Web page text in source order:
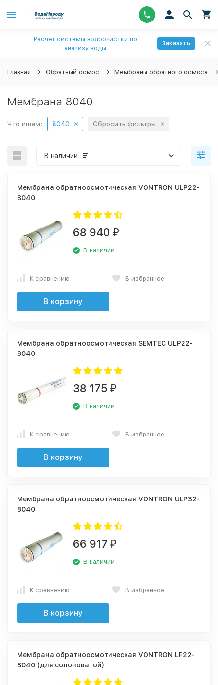
Расчет системы водоочистки по
анализу воды
Заказать
Главная Обратный осмос Мембраны обратного осмоса
Мембрана 8040
Что ищем: 8040 Сбросить фильтры
В наличии
Мембрана обратноосмотическая VONTRON ULP22-
8040
68 940 ₽
В наличии
К сравнению В избранное
В корзину
Мембрана обратноосмотическая SEMTEC ULP22-
8040
38 175 ₽
В наличии
К сравнению В избранное
В корзину
Мембрана обратноосмотическая VONTRON ULP32-
8040
66 917 ₽
В наличии
К сравнению В избранное
В корзину
Мембрана обратноосмотическая VONTRON LP22-
8040 (для солоноватой)